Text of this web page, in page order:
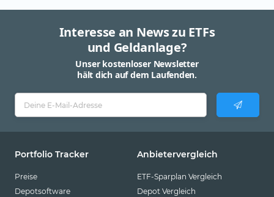
State Street SPDR
Swisscanto
Valour
Interesse an News zu ETFs
und Geldanlage?
Unser kostenloser Newsletter
hält dich auf dem Laufenden.
Portfolio Tracker
Preise
Depotsoftware
Anbietervergleich
ETF-Sparplan Vergleich
Depot Vergleich